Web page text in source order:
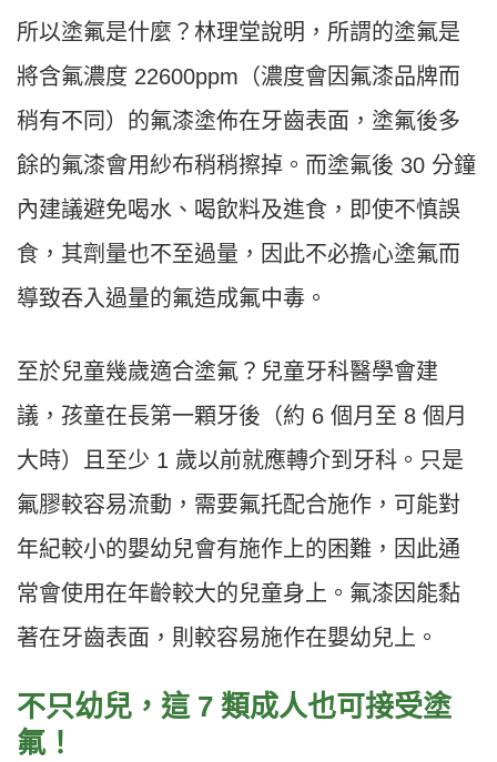
所以塗氟是什麼？林理堂說明，所謂的塗氟是
將含氟濃度 22600ppm（濃度會因氟漆品牌而
稍有不同）的氟漆塗佈在牙齒表面，塗氟後多
餘的氟漆會用紗布稍稍擦掉。而塗氟後 30 分鐘
內建議避免喝水、喝飲料及進食，即使不慎誤
食，其劑量也不至過量，因此不必擔心塗氟而
導致吞入過量的氟造成氟中毒。
至於兒童幾歲適合塗氟？兒童牙科醫學會建
議，孩童在長第一顆牙後（約 6 個月至 8 個月
大時）且至少 1 歲以前就應轉介到牙科。只是
氟膠較容易流動，需要氟托配合施作，可能對
年紀較小的嬰幼兒會有施作上的困難，因此通
常會使用在年齡較大的兒童身上。氟漆因能黏
著在牙齒表面，則較容易施作在嬰幼兒上。
不只幼兒，這 7 類成人也可接受塗
氟！